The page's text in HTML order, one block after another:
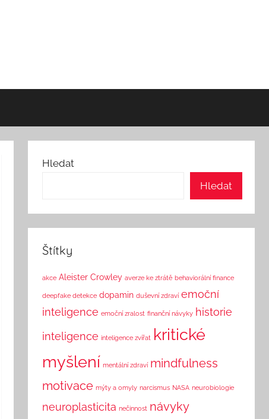
Hledat
Hledat
Štítky
akce Aleister Crowley averze ke ztrátě behaviorální finance
deepfake detekce dopamin duševní zdraví emoční
inteligence emoční zralost finanční návyky historie
inteligence inteligence zvířat kritické
myšlení mentální zdraví mindfulness
motivace mýty a omyly narcismus NASA neurobiologie
neuroplasticita nečinnost návyky